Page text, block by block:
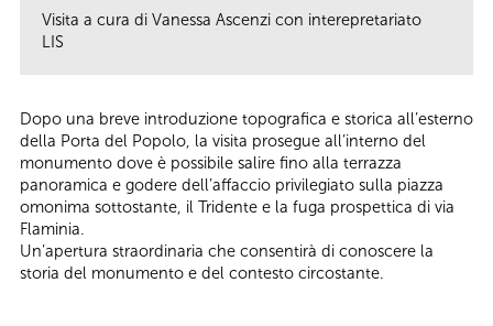
Visita a cura di Vanessa Ascenzi con interepretariato
LIS
Dopo una breve introduzione topografica e storica all’esterno
della Porta del Popolo, la visita prosegue all’interno del
monumento dove è possibile salire fino alla terrazza
panoramica e godere dell’affaccio privilegiato sulla piazza
omonima sottostante, il Tridente e la fuga prospettica di via
Flaminia.
Un’apertura straordinaria che consentirà di conoscere la
storia del monumento e del contesto circostante.